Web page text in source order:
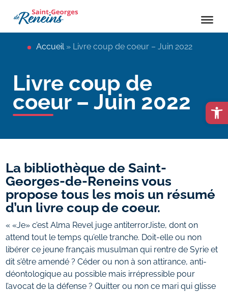
Ouvrir la
Accueil» Livre coup de coeur – Juin 2022
Livre coup de
coeur – Juin 2022
La bibliothèque de Saint-
Georges-de-Reneins vous
propose tous les mois un résumé
d’un livre coup de coeur.
« «Je» c’est Alma Revel juge antiterrorJiste, dont on
attend tout le temps qu’elle tranche. Doit-elle ou non
libérer ce jeune français musulman qui rentre de Syrie et
dit s’être amendé ? Céder ou non à son attirance, anti-
déontologique au possible mais irrépressible pour
l’avocat de la défense ? Quitter ou non ce mari qui glisse